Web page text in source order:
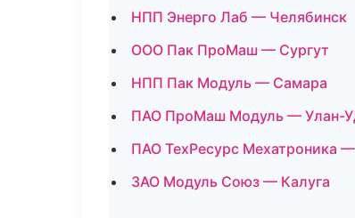
НПП Энерго Лаб — Челябинск
ООО Пак ПроМаш — Сургут
НПП Пак Модуль — Самара
ПАО ПроМаш Модуль — Улан-
ПАО ТехРесурс Мехатроника
ЗАО Модуль Союз — Калуга